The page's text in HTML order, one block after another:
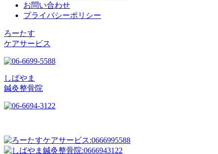
お問い合わせ
プライバシーポリシー
ろーたす
ケアサービス
しばやま
鍼灸整骨院